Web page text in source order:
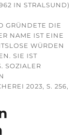
IN STRALSUND)
GRÜNDETE DIE
NAME IST EINE
WÜRDEN
SIE IST
SOZIALER
2023, S. 256,